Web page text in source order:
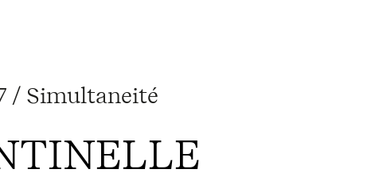
/ Simultaneité